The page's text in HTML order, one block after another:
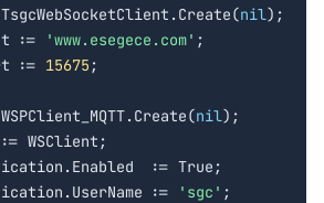
nil);
:=
'www.esegece.com' ;
:=
15675 ;
nil);
WSClient;
:= True;
:=
'sgc' ;